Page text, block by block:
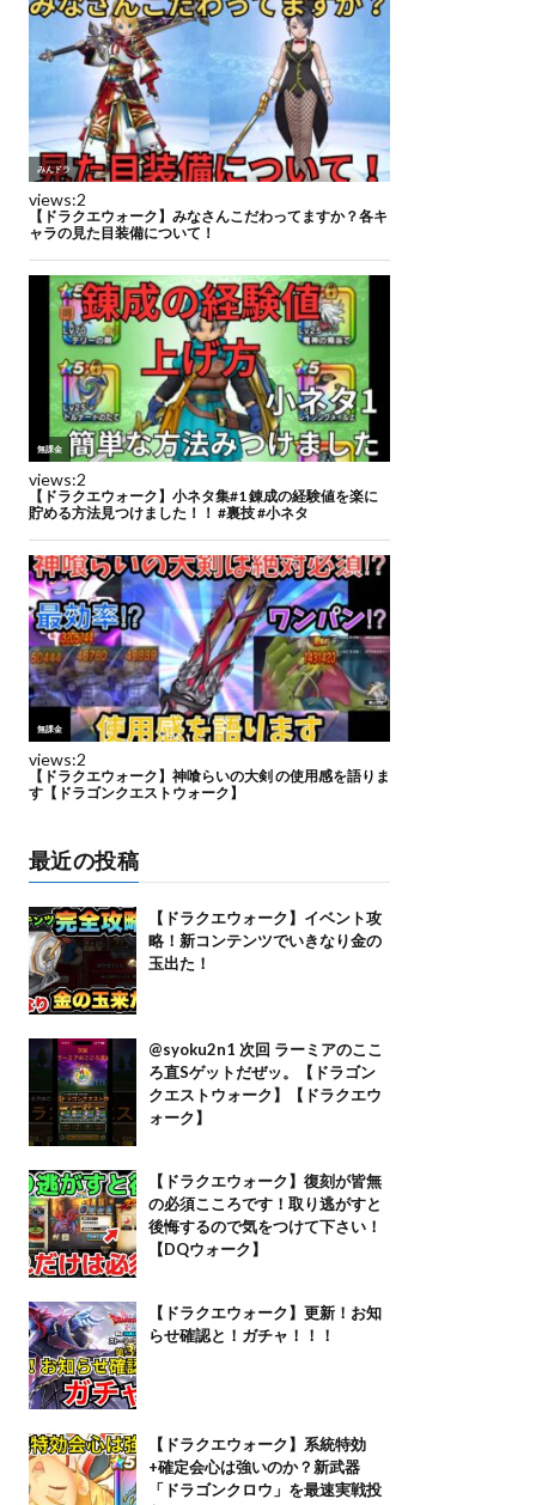
最近の投稿
【ドラクエウォーク】イベント攻
略！新コンテンツでいきなり金の
玉出た！
@syoku2n1 次回 ラーミアのここ
ろ直Sゲットだぜッ。【ドラゴン
クエストウォーク】【ドラクエウ
ォーク】
【ドラクエウォーク】復刻が皆無
の必須こころです！取り逃がすと
後悔するので気をつけて下さい！
【DQウォーク】
【ドラクエウォーク】更新！お知
らせ確認と！ガチャ！！！
【ドラクエウォーク】系統特効
+確定会心は強いのか？新武器
「ドラゴンクロウ」を最速実戦投